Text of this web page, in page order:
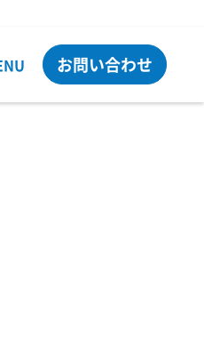
お問い合わせ